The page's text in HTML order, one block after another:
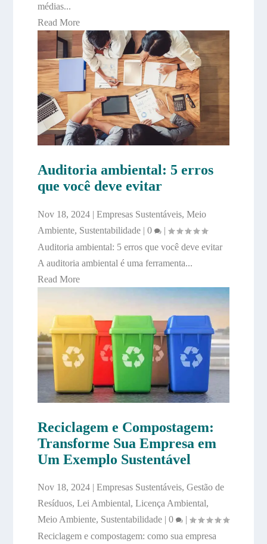
médias...
Read More
Auditoria ambiental: 5 erros
que você deve evitar
Nov 18, 2024| Empresas Sustentáveis, Meio
Ambiente, Sustentabilidade| 0
|
Auditoria ambiental: 5 erros que você deve evitar
A auditoria ambiental é uma ferramenta...
Read More
Reciclagem e Compostagem:
Transforme Sua Empresa em
Um Exemplo Sustentável
Nov 18, 2024| Empresas Sustentáveis, Gestão de
Resíduos, Lei Ambiental, Licença Ambiental,
Meio Ambiente, Sustentabilidade| 0
|
Reciclagem e compostagem: como sua empresa